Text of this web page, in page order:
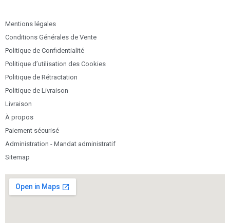
Mentions légales
Conditions Générales de Vente
Politique de Confidentialité
Politique d’utilisation des Cookies
Politique de Rétractation
Politique de Livraison
Livraison
À propos
Paiement sécurisé
Administration - Mandat administratif
Sitemap